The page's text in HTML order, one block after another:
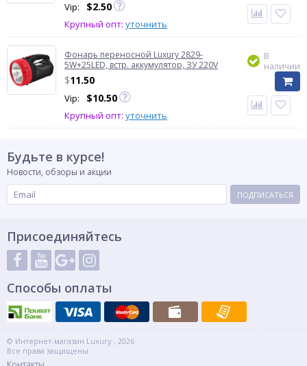
Vip: $2.50
Крупный опт: уточнить
Фонарь переносной Luxury 2829-
5W+25LED, встр. аккумулятор, ЗУ 220V
$11.50
Vip: $10.50
Крупный опт: уточнить
В
наличии
Будьте в курсе!
Новости, обзоры и акции
ПОДПИСАТЬСЯ
Присоединяйтесь
Способы оплаты
© Интернет-магазин Luxury , 2026
Все права защищены